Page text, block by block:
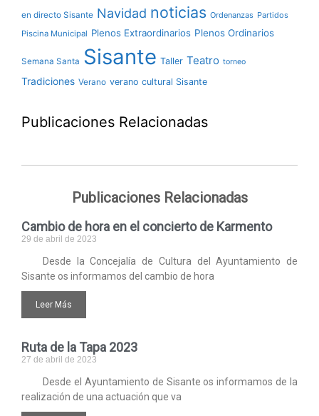
en directo Sisante Navidad noticias Ordenanzas Partidos
Piscina Municipal Plenos Extraordinarios Plenos Ordinarios
Semana Santa Sisante Taller Teatro torneo
Tradiciones Verano verano cultural Sisante
Publicaciones Relacionadas
Publicaciones Relacionadas
Cambio de hora en el concierto de Karmento
29 de abril de 2023
Desde la Concejalía de Cultura del Ayuntamiento de
Sisante os informamos del cambio de hora
Leer Más
Ruta de la Tapa 2023
27 de abril de 2023
Desde el Ayuntamiento de Sisante os informamos de la
realización de una actuación que va